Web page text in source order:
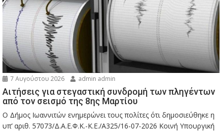
7 Αυγούστου 2026 admin admin
Αιτήσεις για στεγαστική συνδρομή των πληγέντων
από τον σεισμό της 8ης Μαρτίου
Ο Δήμος Ιωαννιτών ενημερώνει τους πολίτες ότι δημοσιεύθηκε η
υπ’ αριθ. 57073/Δ.Α.Ε.Φ.Κ.-Κ.Ε./Α325/16-07-2026 Κοινή Υπουργική